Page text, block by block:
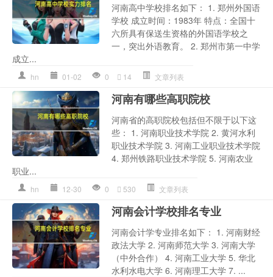
河南高中学校排名如下： 1. 郑州外国语
学校 成立时间：1983年 特点：全国十
六所具有保送生资格的外国语学校之
一，突出外语教育。 2. 郑州市第一中学
成立...
hn 01-02 0 14 文章列表
河南有哪些高职院校
河南省的高职院校包括但不限于以下这
些： 1. 河南职业技术学院 2. 黄河水利
职业技术学院 3. 河南工业职业技术学院
4. 郑州铁路职业技术学院 5. 河南农业
职业...
hn 12-30 0 530 文章列表
河南会计学校排名专业
河南会计学专业排名如下： 1. 河南财经
政法大学 2. 河南师范大学 3. 河南大学
（中外合作） 4. 河南工业大学 5. 华北
水利水电大学 6. 河南理工大学 7. ...